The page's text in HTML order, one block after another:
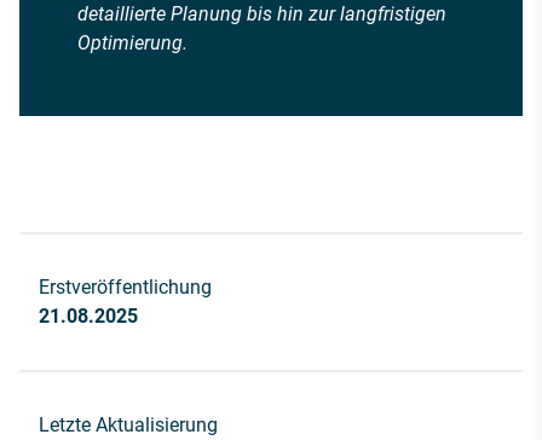
detaillierte Planung bis hin zur langfristigen
Optimierung.
Erstveröffentlichung
21.08.2025
Letzte Aktualisierung